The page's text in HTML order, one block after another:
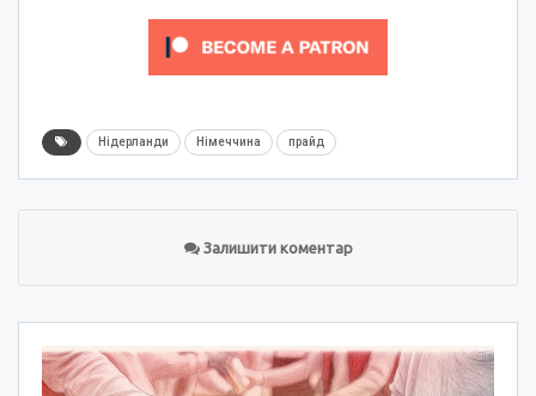
Нідерланди Німеччина прайд
Залишити коментар